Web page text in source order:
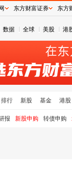
数据 全球 美股 港
排行 新股 基金 港股
报 新股申购 转债申购
东方财富证券 东方